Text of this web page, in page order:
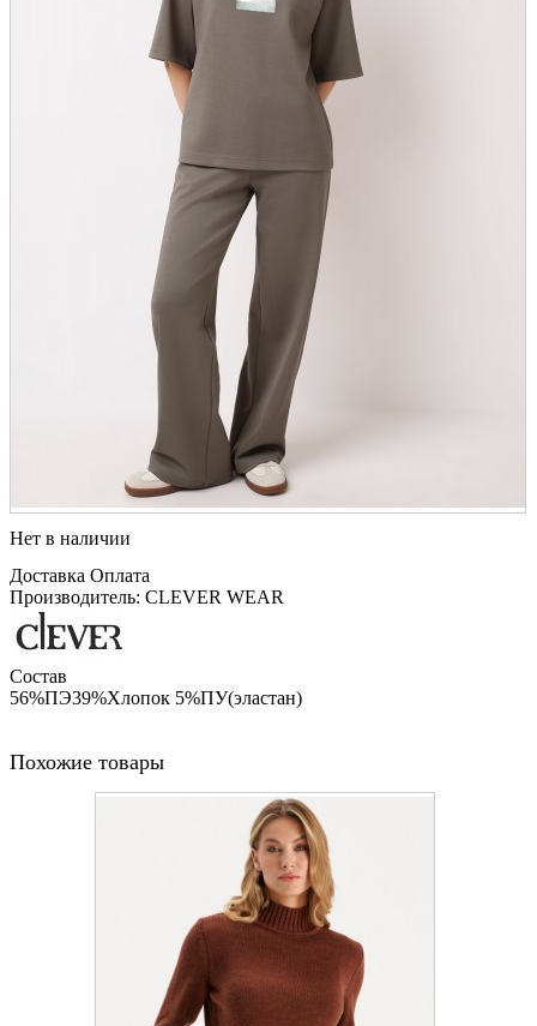
Нет в наличии
Доставка Оплата
Производитель: CLEVER WEAR
Состав
56%ПЭ39%Хлопок 5%ПУ(эластан)
Похожие товары